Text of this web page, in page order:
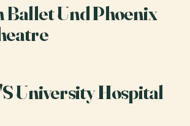
Und Phoenix
University Hospital